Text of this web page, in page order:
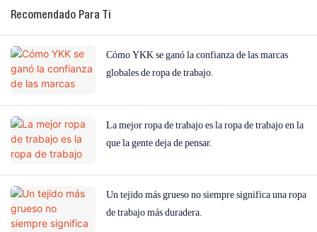
Recomendado Para Ti
Cómo YKK se ganó la confianza de las marcas
globales de ropa de trabajo.
La mejor ropa de trabajo es la ropa de trabajo en la
que la gente deja de pensar.
Un tejido más grueso no siempre significa una ropa
de trabajo más duradera.